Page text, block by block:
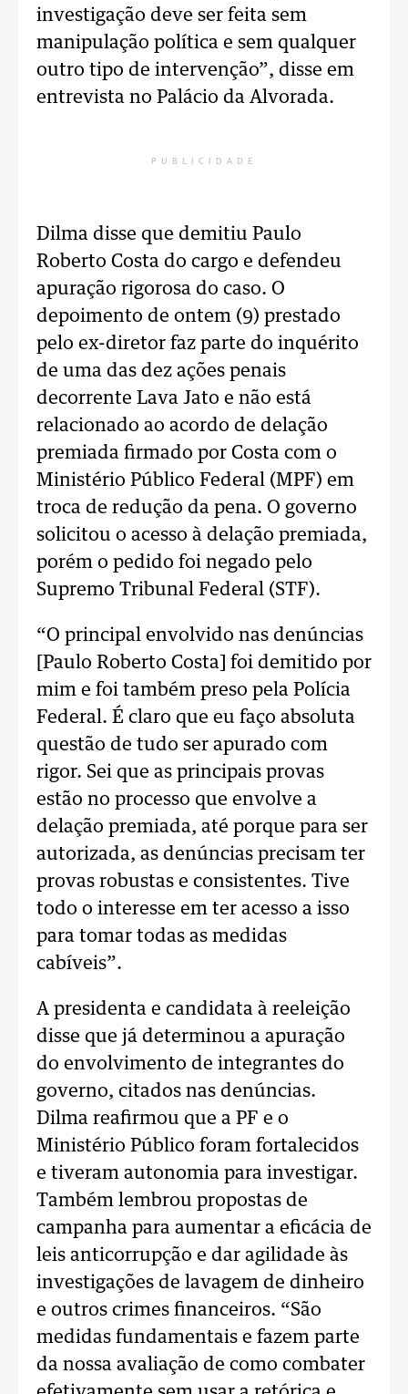
investigação deve ser feita sem
manipulação política e sem qualquer
outro tipo de intervenção”, disse em
entrevista no Palácio da Alvorada.
PUBLICIDADE
Dilma disse que demitiu Paulo
Roberto Costa do cargo e defendeu
apuração rigorosa do caso. O
depoimento de ontem (9) prestado
pelo ex-diretor faz parte do inquérito
de uma das dez ações penais
decorrente Lava Jato e não está
relacionado ao acordo de delação
premiada firmado por Costa com o
Ministério Público Federal (MPF) em
troca de redução da pena. O governo
solicitou o acesso à delação premiada,
porém o pedido foi negado pelo
Supremo Tribunal Federal (STF).
“O principal envolvido nas denúncias
[Paulo Roberto Costa] foi demitido por
mim e foi também preso pela Polícia
Federal. É claro que eu faço absoluta
questão de tudo ser apurado com
rigor. Sei que as principais provas
estão no processo que envolve a
delação premiada, até porque para ser
autorizada, as denúncias precisam ter
provas robustas e consistentes. Tive
todo o interesse em ter acesso a isso
para tomar todas as medidas
cabíveis”.
A presidenta e candidata à reeleição
disse que já determinou a apuração
do envolvimento de integrantes do
governo, citados nas denúncias.
Dilma reafirmou que a PF e o
Ministério Público foram fortalecidos
e tiveram autonomia para investigar.
Também lembrou propostas de
campanha para aumentar a eficácia de
leis anticorrupção e dar agilidade às
investigações de lavagem de dinheiro
e outros crimes financeiros. “São
medidas fundamentais e fazem parte
da nossa avaliação de como combater